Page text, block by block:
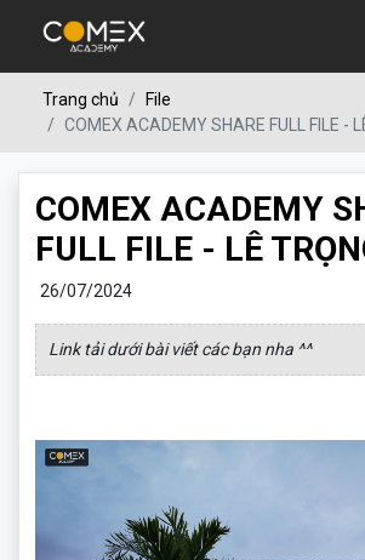
Trang chủ
File
COMEX ACADEMY SHARE FULL FILE -
COMEX ACADEMY
FULL FILE - LÊ
26/07/2024
Link tải dưới bài viết các bạn nha ^^